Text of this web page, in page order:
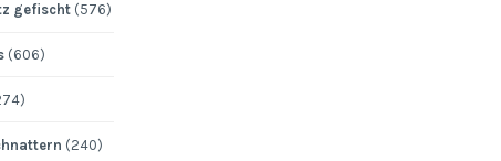
gefischt(576)
(606)
(240)